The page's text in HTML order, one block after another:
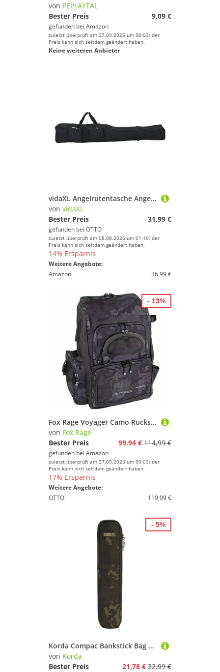
Kescher
Reusen
Rutenhalter
Rutentaschen
Räuchermaterial
Geschlecht
von PEPLAYTAL
Bester Preis
9,09 €
gefunden bei Amazon
zuletzt überprüft am 27.09.2025 um 00:03; der
Preis kann sich seitdem geändert haben.
Keine weiteren Anbieter
vidaXL Angelrutentasche Angelrutentasche Schwarz 160 cm Oxford-Gewebe
von vidaXL
Bester Preis
31,99 €
gefunden bei OTTO
zuletzt überprüft am 08.08.2026 um 01:16; der
Preis kann sich seitdem geändert haben.
14% Ersparnis
Weitere Angebote:
Amazon
36,99 €
Fox Rage Voyager Camo Rucksack 50x39x26cm - Angelrucksack, Rucksack für Kunstköder und Zubehör, Angeltasche fürs Spinnfischen
von Fox Rage
Bester Preis
99,94 € 114,99 €
gefunden bei Amazon
zuletzt überprüft am 27.09.2025 um 00:03; der
Preis kann sich seitdem geändert haben.
17% Ersparnis
Weitere Angebote:
OTTO
119,99 €
- 13%
Korda Compac Bankstick Bag Dark Kamo 50x9x9cm - Angeltasche, Transporttasche, Tasche für Banksticks
von Korda
Bester Preis
21,78 € 22,99 €
- 5%